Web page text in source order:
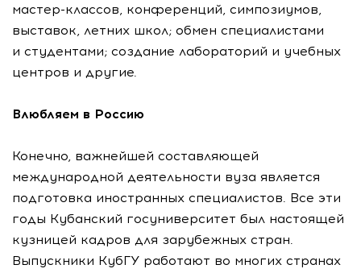
мастер-классов, конференций, симпозиумов,
выставок, летних школ; обмен специалистами
и студентами; создание лабораторий и учебных
центров и другие.
Влюбляем в Россию
Конечно, важнейшей составляющей
международной деятельности вуза является
подготовка иностранных специалистов. Все эти
годы Кубанский госуниверситет был настоящей
кузницей кадров для зарубежных стран.
Выпускники КубГУ работают во многих странах